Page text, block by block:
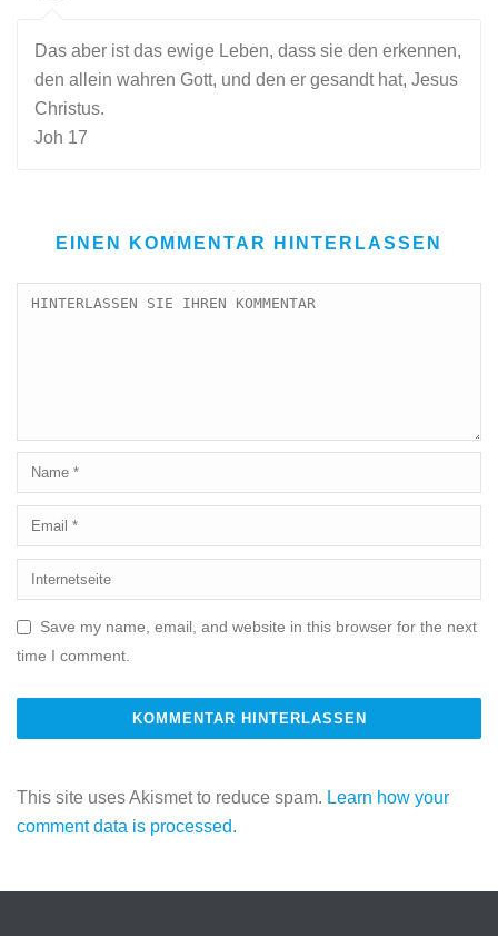
Das aber ist das ewige Leben, dass sie den erkennen,
den allein wahren Gott, und den er gesandt hat, Jesus
Christus.
Joh 17
EINEN KOMMENTAR HINTERLASSEN
Save my name, email, and website in this browser for the next
time I comment.
This site uses Akismet to reduce spam. Learn how your
comment data is processed.